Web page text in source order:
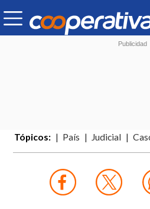
Tópicos: País Judicial